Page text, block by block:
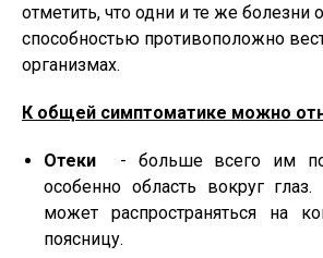
отметить, что одни и те же болезни
способностью противоположно
организмах.
К общей симптоматике можно
Отеки - больше всего им
особенно область вокруг глаз.
может распространяться на
поясницу.